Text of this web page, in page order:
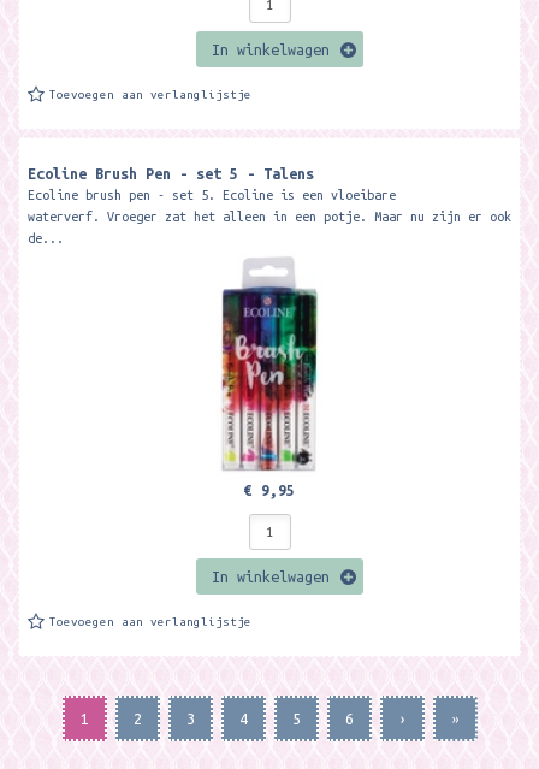
In winkelwagen
Toevoegen aan verlanglijstje
Ecoline Brush Pen - set 5 - Talens
Ecoline brush pen - set 5. Ecoline is een vloeibare
waterverf. Vroeger zat het alleen in een potje. Maar nu zijn er ook
de...
€ 9,95
In winkelwagen
Toevoegen aan verlanglijstje
1 2 3 4 5 6 › »